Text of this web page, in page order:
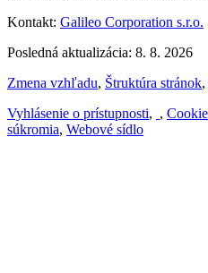
Kontakt: Galileo Corporation s.r.o.
Posledná aktualizácia: 8. 8. 2026
Zmena vzhľadu, Štruktúra stránok,
Vyhlásenie o prístupnosti, ,
súkromia, Webové sídlo